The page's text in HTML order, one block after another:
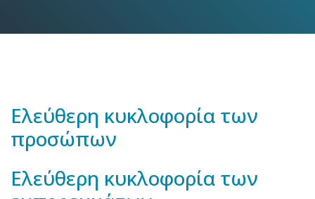
Ελεύθερη κυκλοφορία των
προσώπων
Ελεύθερη κυκλοφορία των